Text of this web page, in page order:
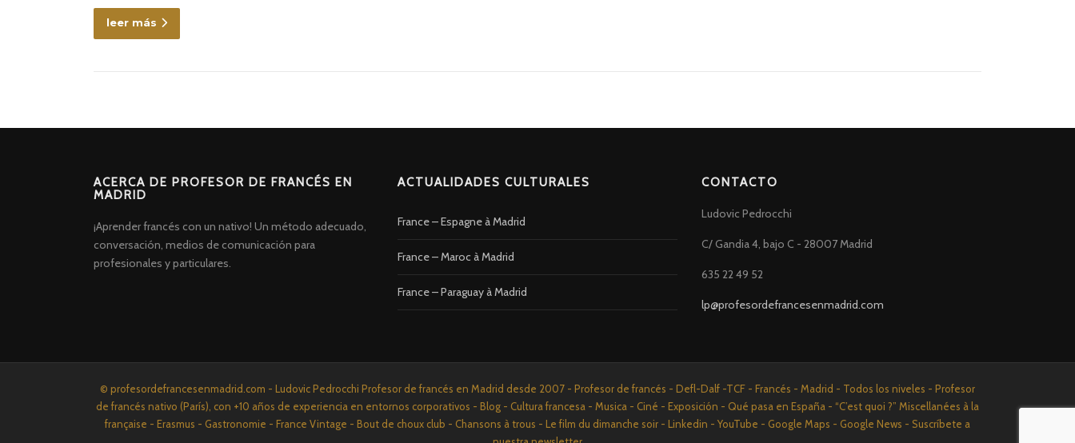
leer más
ACERCA DE PROFESOR DE FRANCÉS EN
MADRID
¡Aprender francés con un nativo! Un método adecuado,
conversación, medios de comunicación para
profesionales y particulares.
ACTUALIDADES CULTURALES
France – Espagne à Madrid
France – Maroc à Madrid
France – Paraguay à Madrid
CONTACTO
Ludovic Pedrocchi
C/ Gandia 4, bajo C - 28007 Madrid
635 22 49 52
lp@profesordefrancesenmadrid.com
© profesordefrancesenmadrid.com - Ludovic Pedrocchi Profesor de francés en Madrid desde 2007 - Profesor de francés - Defl-Dalf -TCF - Francés - Madrid - Todos los niveles - Profesor
de francés nativo (París), con +10 años de experiencia en entornos corporativos - Blog - Cultura francesa - Musica - Ciné - Exposición - Qué pasa en España - “C’est quoi ?” Miscellanées à la
française - Erasmus - Gastronomie - France Vintage - Bout de choux club - Chansons à trous - Le film du dimanche soir - Linkedin - YouTube - Google Maps - Google News - Suscríbete a
Screenr
parallax
theme